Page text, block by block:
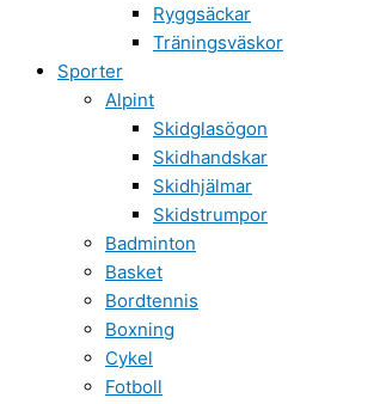
Ryggsäckar
Träningsväskor
Sporter
Alpint
Skidglasögon
Skidhandskar
Skidhjälmar
Skidstrumpor
Badminton
Basket
Bordtennis
Boxning
Cykel
Fotboll